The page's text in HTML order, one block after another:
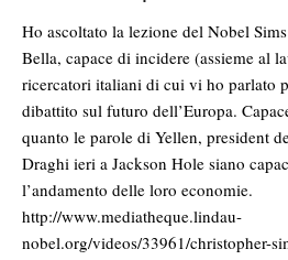
Ho ascoltato la lezione del Nobel
Bella, capace di incidere (assieme al
ricercatori italiani di cui vi ho parlato
dibattito sul futuro dell’Europa.
quanto le parole di Yellen, president
Draghi ieri a Jackson Hole siano
l’andamento delle loro economie.
http://www.mediatheque.lindau-
nobel.org/videos/33961/christopher-